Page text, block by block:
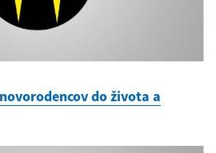
do života a